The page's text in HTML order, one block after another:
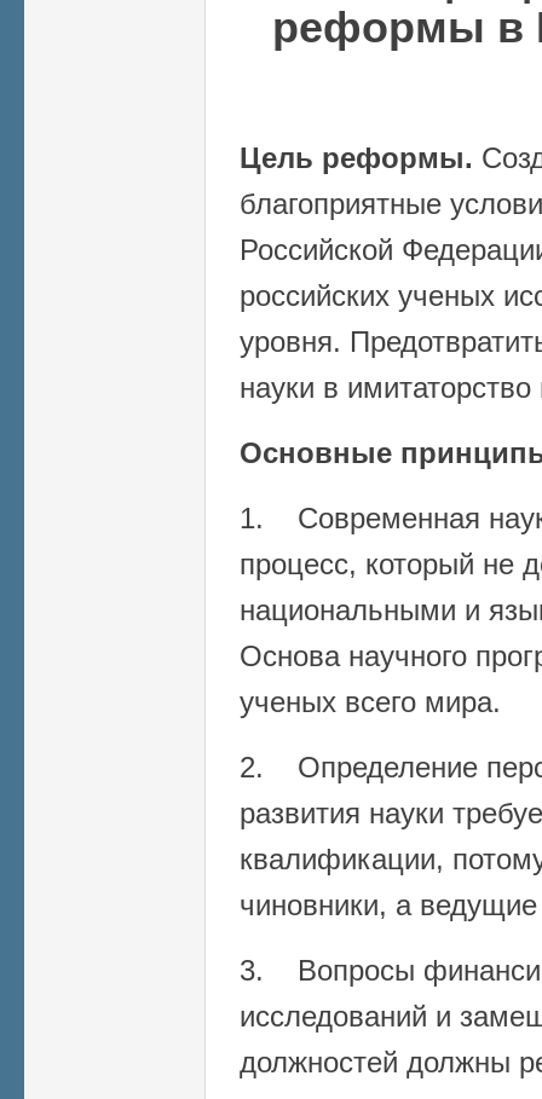
реформы в
Цель реформы.
благоприятные
Российской
российских ученых
уровня.
науки в
Основные
1. Современная
процесс, который не
национальными и
Основа научного
ученых всего мира.
2. Определение
развития науки
квалификации,
чиновники, а
3. Вопросы
исследований и
должностей должны